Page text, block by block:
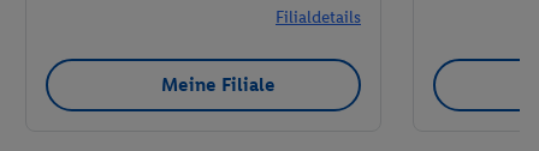
Filialdetails
Meine Filiale